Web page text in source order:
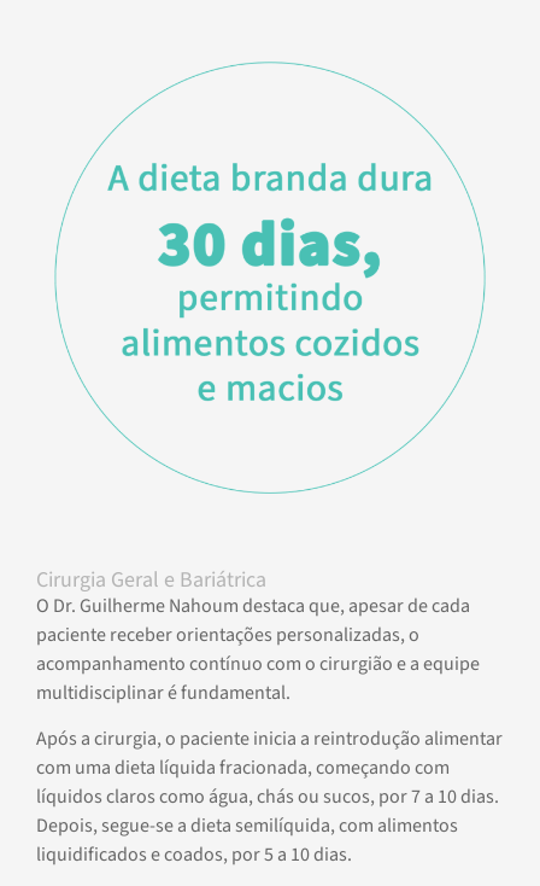
Cirurgia Geral e Bariátrica
O Dr. Guilherme Nahoum destaca que, apesar de cada
paciente receber orientações personalizadas, o
acompanhamento contínuo com o cirurgião e a equipe
multidisciplinar é fundamental.
Após a cirurgia, o paciente inicia a reintrodução alimentar
com uma dieta líquida fracionada, começando com
líquidos claros como água, chás ou sucos, por 7 a 10 dias.
Depois, segue-se a dieta semilíquida, com alimentos
liquidificados e coados, por 5 a 10 dias.